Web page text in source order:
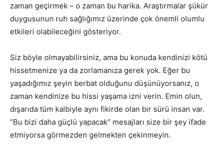
zaman geçirmek – o zaman bu harika. Araştırmalar şükür
duygusunun ruh sağlığımız üzerinde çok önemli olumlu
etkileri olabileceğini gösteriyor.
Siz böyle olmayabilirsiniz, ama bu konuda kendinizi kötü
hissetmenize ya da zorlamanıza gerek yok. Eğer bu
yaşadığımız şeyin berbat olduğunu düşünüyorsanız, o
zaman kendinize bu hissi yaşama izni verin. Emin olun,
dışarıda tüm kalbiyle aynı fikirde olan bir sürü insan var.
“Bu bizi daha güçlü yapacak” mesajları size bir şey ifade
etmiyorsa görmezden gelmekten çekinmeyin.